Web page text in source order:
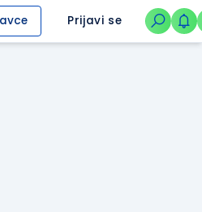
Prijavi se